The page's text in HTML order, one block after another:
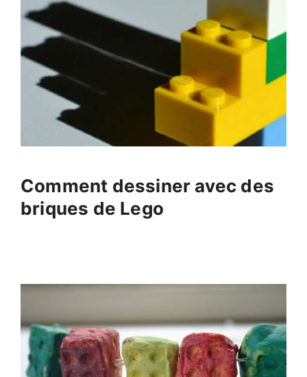
Comment dessiner avec des
briques de Lego